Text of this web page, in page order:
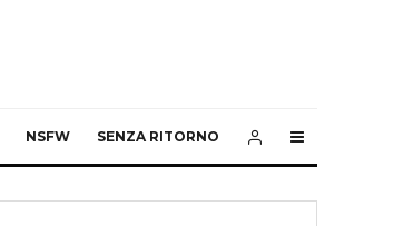
NSFW SENZA RITORNO